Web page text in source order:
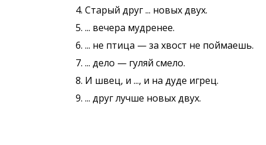
4. Старый друг ... новых двух.
5. ... вечера мудренее.
6. ... не птица — за хвост не поймаешь.
7. ... дело — гуляй смело.
8. И швец, и ..., и на дуде игрец.
9. ... друг лучше новых двух.